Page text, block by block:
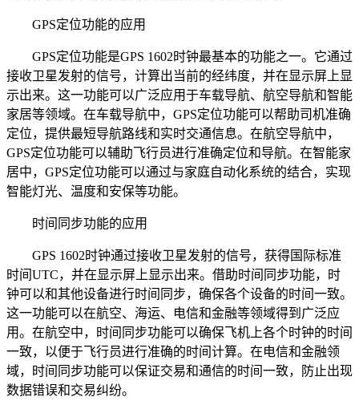
GPS定位功能的应用
GPS定位功能是GPS 1602时钟最基本的功能之一。它通过
接收卫星发射的信号，计算出当前的经纬度，并在显示屏上显
示出来。这一功能可以广泛应用于车载导航、航空导航和智能
家居等领域。在车载导航中，GPS定位功能可以帮助司机准确
定位，提供最短导航路线和实时交通信息。在航空导航中，
GPS定位功能可以辅助飞行员进行准确定位和导航。在智能家
居中，GPS定位功能可以通过与家庭自动化系统的结合，实现
智能灯光、温度和安保等功能。
时间同步功能的应用
GPS 1602时钟通过接收卫星发射的信号，获得国际标准
时间UTC，并在显示屏上显示出来。借助时间同步功能，时
钟可以和其他设备进行时间同步，确保各个设备的时间一致。
这一功能可以在航空、海运、电信和金融等领域得到广泛应
用。在航空中，时间同步功能可以确保飞机上各个时钟的时间
一致，以便于飞行员进行准确的时间计算。在电信和金融领
域，时间同步功能可以保证交易和通信的时间一致，防止出现
数据错误和交易纠纷。